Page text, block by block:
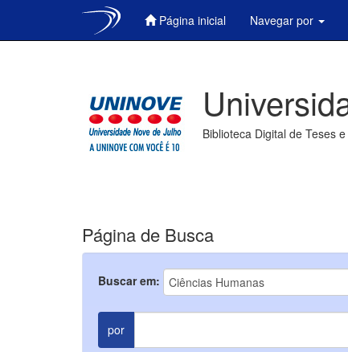
Página inicial Navegar por
Biblioteca Digital de Teses
Página de Busca
Buscar em:
por